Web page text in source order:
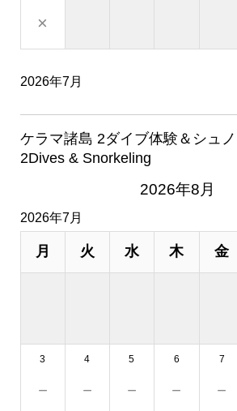
×
2026年7月
ケラマ諸島 2ダイブ体験＆シュ
2Dives & Snorkeling
2026年8月
2026年7月
月 火 水 木 金
3
－
4
－
5
－
6
－
7
－